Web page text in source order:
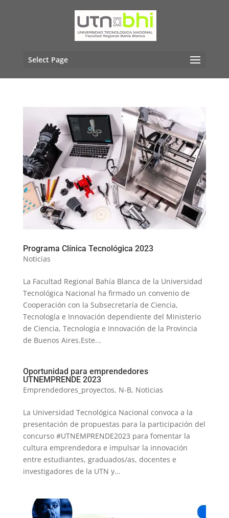
Select Page
Programa Clínica Tecnológica 2023
Noticias
La Facultad Regional Bahía Blanca de la Universidad
Tecnológica Nacional ha firmado un convenio de
Cooperación con la Subsecretaría de Ciencia,
Tecnología e Innovación dependiente del Ministerio
de Ciencia, Tecnología e Innovación de la Provincia
de Buenos Aires.Este...
Oportunidad para emprendedores
UTNEMPRENDE 2023
Emprendedores_proyectos, N-B, Noticias
La Universidad Tecnológica Nacional convoca a la
presentación de propuestas para la participación del
concurso #UTNEMPRENDE2023 para fomentar la
cultura emprendedora e impulsar la innovación
entre estudiantes, graduados/as, docentes e
investigadores de la UTN y...